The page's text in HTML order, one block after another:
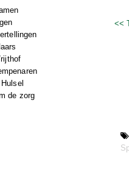
de zorg
<<